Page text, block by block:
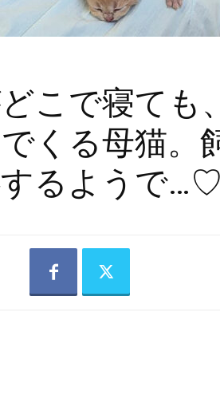
こで寝ても
くる母猫。
るようで…♡